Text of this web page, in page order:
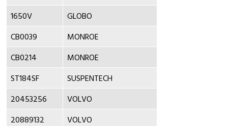
1650V
GLOBO
CB0039
MONROE
CB0214
MONROE
ST184SF
SUSPENTECH
20453256
VOLVO
20889132
VOLVO